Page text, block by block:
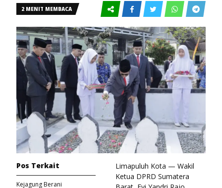
2 MENIT MEMBACA
Limapuluh Kota — Wakil
Ketua DPRD Sumatera
Pos Terkait
Kejagung Berani